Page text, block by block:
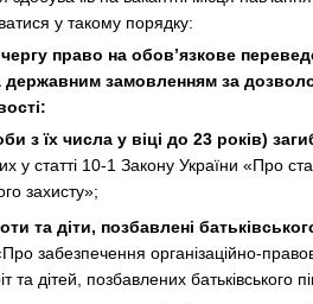
у такому порядку:
право на обов’язкове
державним замовленням за
:
з їх числа у віці до 23 років)
у статті 10-1 Закону України «Про
захисту»;
та діти, позбавлені
забезпечення організаційно-
та дітей, позбавлених батьківського